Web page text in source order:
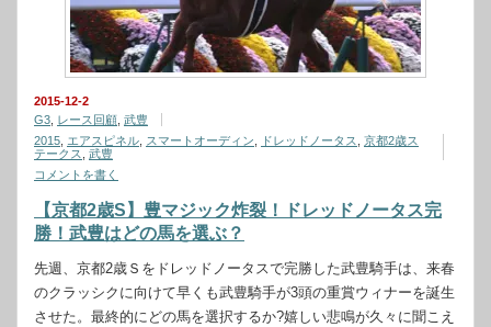
2015-12-2
G3 レース回顧 武豊
2015 エアスピネル スマートオーディン ドレッドノータス
京都2歳ス
テークス
武豊
コメントを書く
【京都2歳S】豊マジック炸裂！ドレッドノータス完
勝！武豊はどの馬を選ぶ？
先週、京都2歳Ｓをドレッドノータスで完勝した武豊騎手は、来春
のクラッシクに向けて早くも武豊騎手が3頭の重賞ウィナーを誕生
させた。最終的にどの馬を選択するか?嬉しい悲鳴が久々に聞こえ